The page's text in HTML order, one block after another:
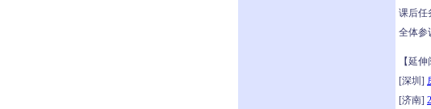
课后任
全体参
【延伸
[深圳]
[济南]